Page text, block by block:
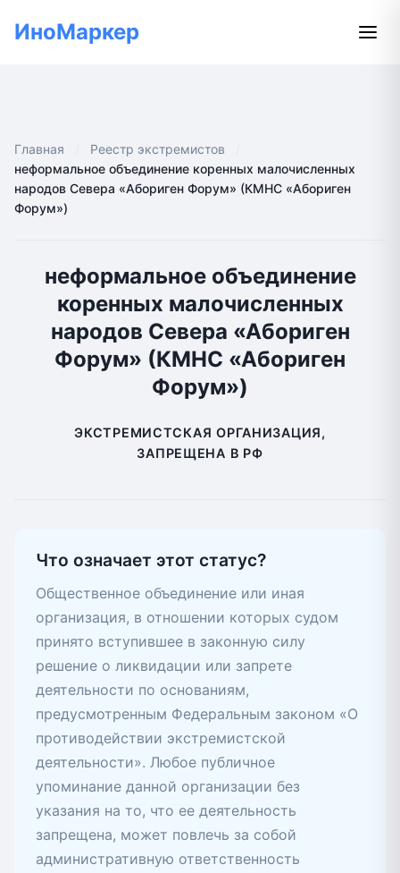
ИноМаркер
Главная
Реестр экстремистов
неформальное объединение коренных малочисленных
народов Севера «Абориген Форум» (КМНС «Абориген
Форум»)
неформальное объединение
коренных малочисленных
народов Севера «Абориген
Форум» (КМНС «Абориген
Форум»)
ЭКСТРЕМИСТСКАЯ ОРГАНИЗАЦИЯ,
ЗАПРЕЩЕНА В РФ
Что означает этот статус?
Общественное объединение или иная
организация, в отношении которых судом
принято вступившее в законную силу
решение о ликвидации или запрете
деятельности по основаниям,
предусмотренным Федеральным законом «О
противодействии экстремистской
деятельности». Любое публичное
упоминание данной организации без
указания на то, что ее деятельность
запрещена, может повлечь за собой
административную ответственность